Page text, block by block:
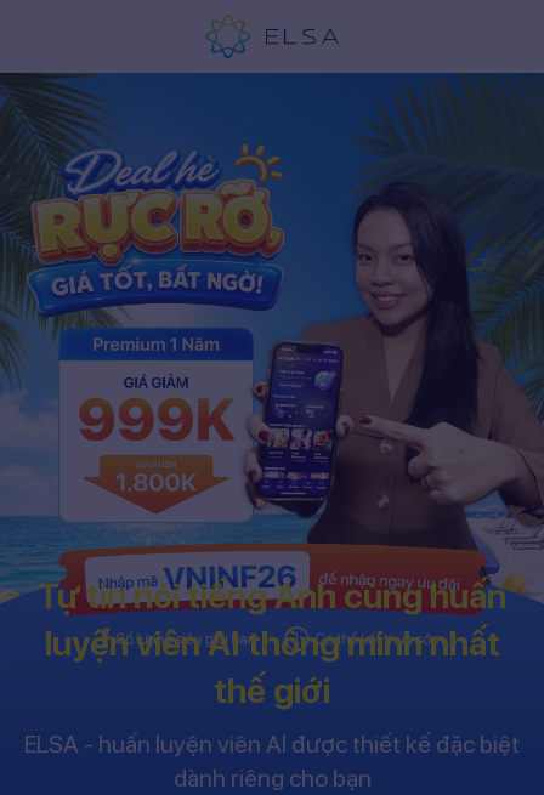
Tự tin nói tiếng Anh cùng huấn
luyện viên AI thông minh nhất
thế giới
ELSA - huấn luyện viên AI được thiết kế đặc biệt
dành riêng cho bạn